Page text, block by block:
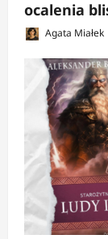
ocalenia
Agata Miałek